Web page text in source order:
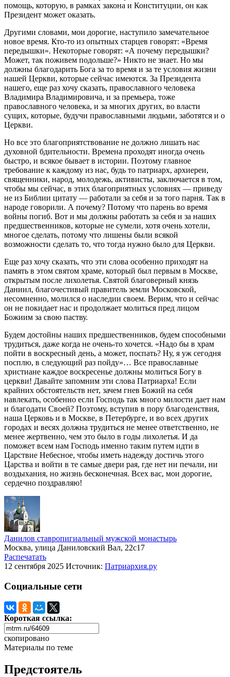
помощь, которую, в рамках закона и Конституции, он как
Президент может оказать.
Другими словами, мои дорогие, наступило замечательное
новое время. Кто-то из опытных старцев говорят: «Время
передышки». Некоторые говорят: «А почему передышки?
Может, так поживем подольше?» Никто не знает. Но мы
должны благодарить Бога за то время и за те условия жизни
нашей Церкви, которые сейчас имеются. За Президента
нашего, еще раз хочу сказать, православного человека
Владимира Владимировича, и за премьера, тоже
православного человека, и за многих других, во власти
сущих, которые, будучи православными людьми, заботятся и о
Церкви.
Но все это благоприятствование не должно лишать нас
духовной бдительности. Времена проходят иногда очень
быстро, и всякое бывает в истории. Поэтому главное
требование к каждому из нас, будь то патриарх, архиереи,
священники, народ, молодежь, активисты, заключается в том,
чтобы мы сейчас, в этих благоприятных условиях — приведу
не из Библии цитату — работали за себя и за того парня. Так в
народе говорили. А почему? Потому что парень во время
войны погиб. Вот и мы должны работать за себя и за наших
предшественников, которые не сумели, хотя очень хотели,
многое сделать, потому что лишены были всякой
возможности сделать то, что тогда нужно было для Церкви.
Еще раз хочу сказать, что эти слова особенно приходят на
память в этом святом храме, который был первым в Москве,
открытым после лихолетья. Святой благоверный князь
Даниил, благочестивый правитель земли Московской,
несомненно, молился о наследии своем. Верим, что и сейчас
он не покидает нас и продолжает молиться пред лицом
Божиим за свою паству.
Будем достойны наших предшественников, будем способными
трудиться, даже когда не очень-то хочется. «Надо бы в храм
пойти в воскресный день, а может, поспать? Ну, я уж сегодня
посплю, в следующий раз пойду»… Все православные
христиане каждое воскресенье должны молиться Богу в
церкви! Давайте запомним эти слова Патриарха! Если
крайних обстоятельств нет, зачем гнев Божий на себя
навлекать, особенно если Господь так много милости дает нам
и благодати Своей? Поэтому, вступив в пору благоденствия,
наша Церковь и в Москве, в Петербурге, и во всех других
городах и весях должна трудиться не менее ответственно, не
менее жертвенно, чем это было в годы лихолетья. И да
поможет всем нам Господь именно таким путем идти в
Царствие Небесное, чтобы иметь надежду достичь этого
Царства и войти в те самые двери рая, где нет ни печали, ни
воздыхания, но жизнь бесконечная. Всех вас, мои дорогие,
сердечно поздравляю!
Данилов ставропигиальный мужской монастырь
Москва, улица Даниловский Вал, 22с17
Распечатать
12 сентября 2025 Источник: Патриархия.ру
Социальные сети
Короткая ссылка:
скопировано
Материалы по теме
Предстоятель